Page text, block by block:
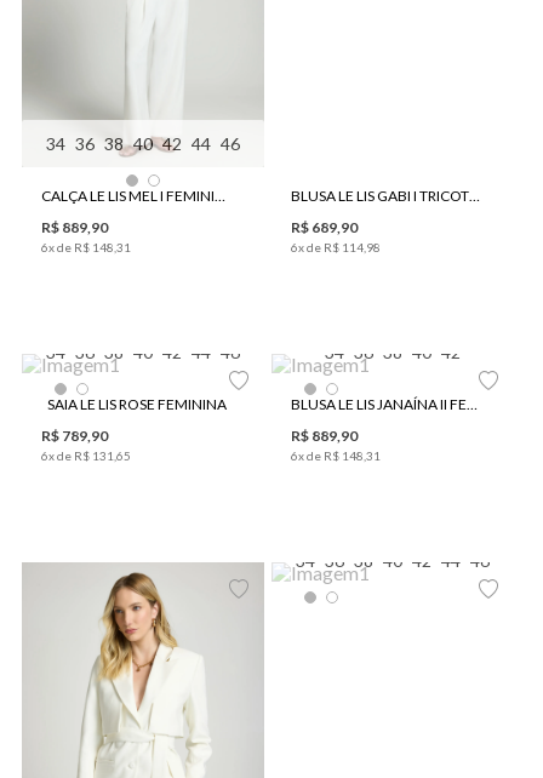
34 36 38 40 42 44 46
CALÇA LE LIS MEL I FEMININA
R$ 889 90
6x de R$ 148 31
BLUSA LE LIS GABI I TRICOT FEMININA
R$ 689 90
6x de R$ 114 98
34 36 38 40 42 44 46
SAIA LE LIS ROSE FEMININA
R$ 789 90
6x de R$ 131 65
34 36 38 40 42
BLUSA LE LIS JANAÍNA II FEMININA
R$ 889 90
6x de R$ 148 31
34 36 38 40 42 44 46